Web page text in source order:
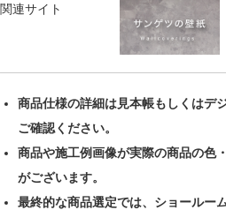
関連サイト
商品仕様の詳細は見本帳もしくはデ
ご確認ください。
商品や施工例画像が実際の商品の色
がございます。
最終的な商品選定では、ショールー